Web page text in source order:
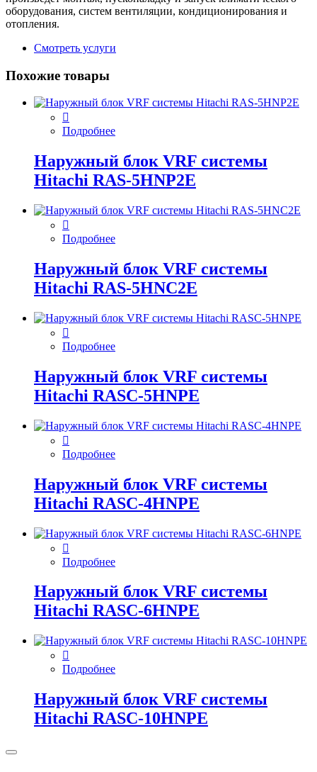
оборудования, систем вентиляции, кондиционирования и
отопления.
Смотреть услуги
Похожие товары
Подробнее
Наружный блок VRF системы
Hitachi RAS-5HNP2E
Подробнее
Наружный блок VRF системы
Hitachi RAS-5HNC2E
Подробнее
Наружный блок VRF системы
Hitachi RASC-5HNPE
Подробнее
Наружный блок VRF системы
Hitachi RASC-4HNPE
Подробнее
Наружный блок VRF системы
Hitachi RASC-6HNPE
Подробнее
Наружный блок VRF системы
Hitachi RASC-10HNPE